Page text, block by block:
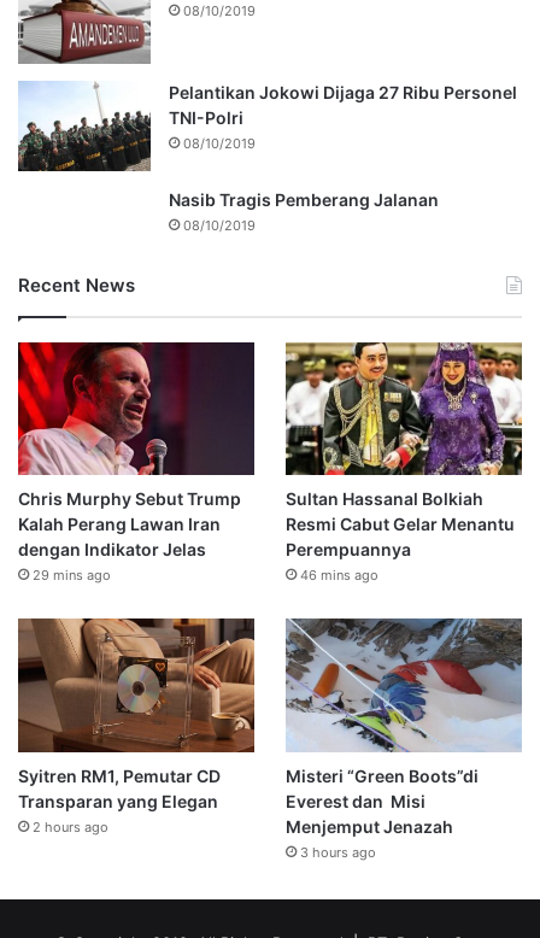
08/10/2019
Pelantikan Jokowi Dijaga 27 Ribu Personel
TNI-Polri
08/10/2019
Nasib Tragis Pemberang Jalanan
08/10/2019
Recent News
Chris Murphy Sebut Trump
Kalah Perang Lawan Iran
dengan Indikator Jelas
29 mins ago
Sultan Hassanal Bolkiah
Resmi Cabut Gelar Menantu
Perempuannya
46 mins ago
Syitren RM1, Pemutar CD
Transparan yang Elegan
2 hours ago
Misteri “Green Boots”di
Everest dan Misi
Menjemput Jenazah
3 hours ago